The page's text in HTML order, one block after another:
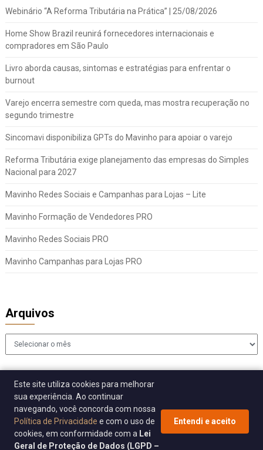
Webinário “A Reforma Tributária na Prática” | 25/08/2026
Home Show Brazil reunirá fornecedores internacionais e
compradores em São Paulo
Livro aborda causas, sintomas e estratégias para enfrentar o
burnout
Varejo encerra semestre com queda, mas mostra recuperação no
segundo trimestre
Sincomavi disponibiliza GPTs do Mavinho para apoiar o varejo
Reforma Tributária exige planejamento das empresas do Simples
Nacional para 2027
Mavinho Redes Sociais e Campanhas para Lojas – Lite
Mavinho Formação de Vendedores PRO
Mavinho Redes Sociais PRO
Mavinho Campanhas para Lojas PRO
Arquivos
Arquivos
© 2026 Sincomavi Alerta| WordPress Theme bySuperb WordPress
Este site utiliza cookies para melhorar
sua experiência. Ao continuar
navegando, você concorda com nossa
Política de Privacidade e com o uso de
cookies, em conformidade com a Lei
Geral de Proteção de Dados (LGPD –
Entendi e aceito